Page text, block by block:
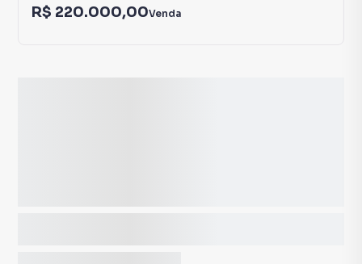
R$ 220.000,00Venda